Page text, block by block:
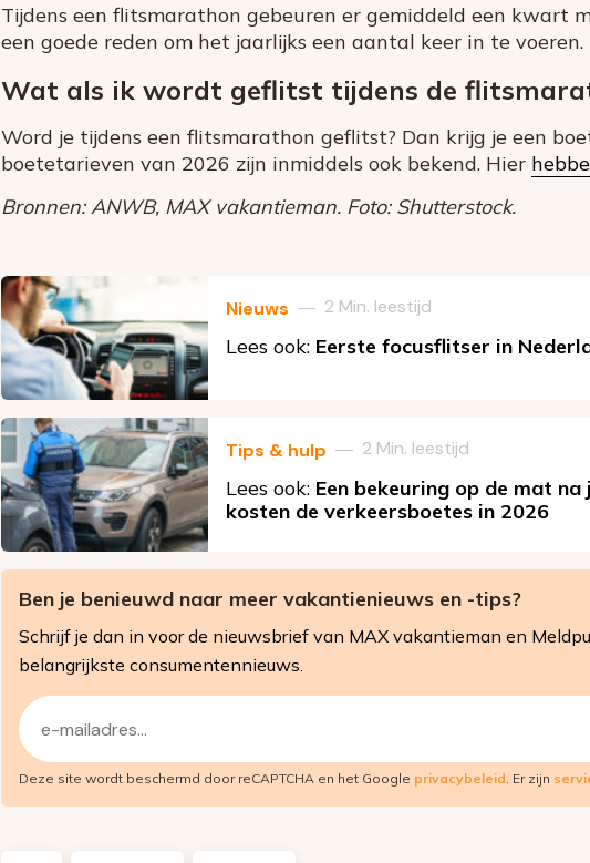
Tijdens een flitsmarathon gebeuren er gemiddeld een kwart
een goede reden om het jaarlijks een aantal keer in te voeren.
Wat als ik wordt geflitst tijdens de
Word je tijdens een flitsmarathon geflitst? Dan krijg je een
boetetarieven van 2026 zijn inmiddels ook bekend. Hier
Bronnen: ANWB, MAX vakantieman. Foto: Shutterstock.
Nieuws — 2 Min. leestijd
Lees ook: Eerste focusflitser in
Tips & hulp — 2 Min. leestijd
Lees ook: Een bekeuring op de mat
kosten de verkeersboetes in 2026
Ben je benieuwd naar meer vakantienieuws en -tips?
Schrijf je dan in voor de nieuwsbrief van MAX vakantieman en
belangrijkste consumentennieuws.
E-
mailadres
(Vereist)
Deze site wordt beschermd door reCAPTCHA en het Google privacybeleid . Er zijn